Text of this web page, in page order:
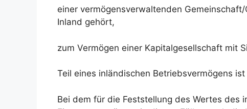
einer vermögensverwaltenden
Inland gehört,
zum Vermögen einer Kapitalgesellschaft mit
Teil eines inländischen Betriebsvermögens ist
Bei dem für die Feststellung des Wertes des